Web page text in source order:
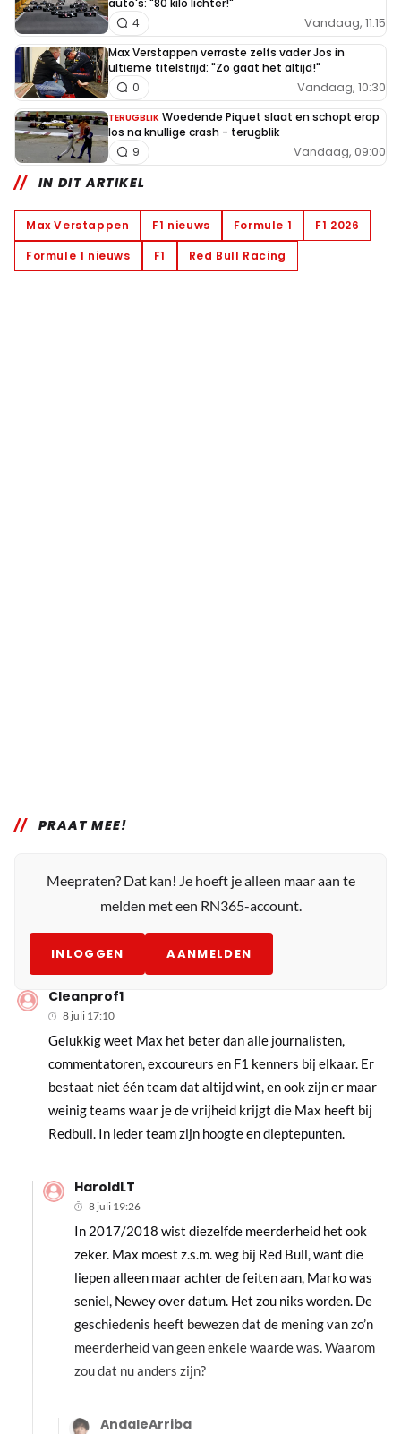
Vandaag, 11:15
4
Max Verstappen verraste zelfs vader Jos in
ultieme titelstrijd: "Zo gaat het altijd!"
Vandaag, 10:30
0
TERUGBLIK Woedende Piquet slaat en schopt erop
los na knullige crash - terugblik
Vandaag, 09:00
9
IN DIT ARTIKEL
Max Verstappen F1 nieuws Formule 1
F1 2026
Formule 1 nieuws
F1 Red Bull Racing
PRAAT MEE!
Meepraten? Dat kan! Je hoeft je alleen maar aan te
melden met een RN365-account.
INLOGGEN AANMELDEN
Cleanprof1
8 juli 17:10
Gelukkig weet Max het beter dan alle journalisten,
commentatoren, excoureurs en F1 kenners bij elkaar. Er
bestaat niet één team dat altijd wint, en ook zijn er maar
weinig teams waar je de vrijheid krijgt die Max heeft bij
Redbull. In ieder team zijn hoogte en dieptepunten.
HaroldLT
8 juli 19:26
In 2017/2018 wist diezelfde meerderheid het ook
zeker. Max moest z.s.m. weg bij Red Bull, want die
liepen alleen maar achter de feiten aan, Marko was
seniel, Newey over datum. Het zou niks worden. De
geschiedenis heeft bewezen dat de mening van zo’n
meerderheid van geen enkele waarde was. Waarom
zou dat nu anders zijn?
AndaleArriba